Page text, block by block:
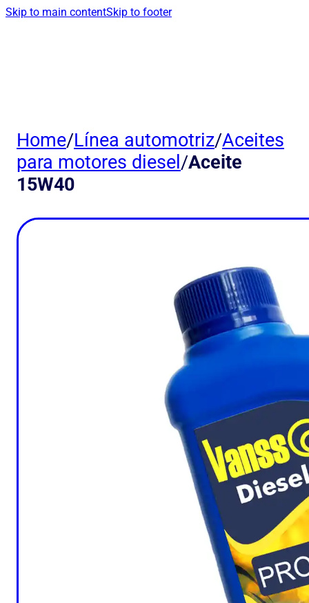
Skip to main contentSkip to footer
Home/Línea automotriz/Aceites
para motores diesel /Aceite
15W40